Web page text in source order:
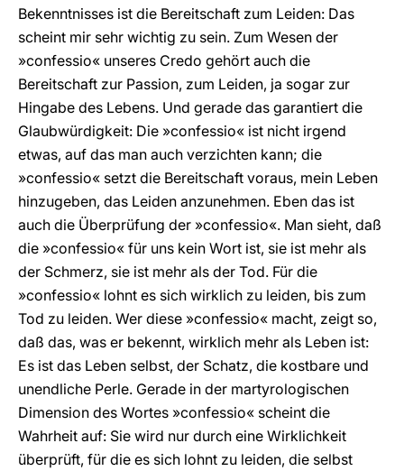
Bekenntnisses ist die Bereitschaft zum Leiden: Das
scheint mir sehr wichtig zu sein. Zum Wesen der
»confessio« unseres Credo gehört auch die
Bereitschaft zur Passion, zum Leiden, ja sogar zur
Hingabe des Lebens. Und gerade das garantiert die
Glaubwürdigkeit: Die »confessio« ist nicht irgend
etwas, auf das man auch verzichten kann; die
»confessio« setzt die Bereitschaft voraus, mein Leben
hinzugeben, das Leiden anzunehmen. Eben das ist
auch die Überprüfung der »confessio«. Man sieht, daß
die »confessio« für uns kein Wort ist, sie ist mehr als
der Schmerz, sie ist mehr als der Tod. Für die
»confessio« lohnt es sich wirklich zu leiden, bis zum
Tod zu leiden. Wer diese »confessio« macht, zeigt so,
daß das, was er bekennt, wirklich mehr als Leben ist:
Es ist das Leben selbst, der Schatz, die kostbare und
unendliche Perle. Gerade in der martyrologischen
Dimension des Wortes »confessio« scheint die
Wahrheit auf: Sie wird nur durch eine Wirklichkeit
überprüft, für die es sich lohnt zu leiden, die selbst